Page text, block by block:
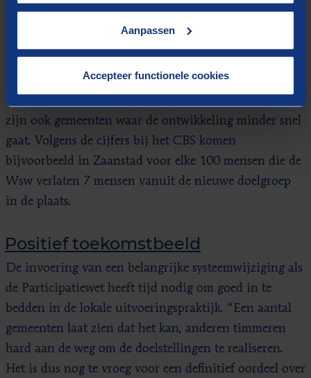
Aanpassen
Accepteer functionele cookies
In Den Haag en Helmond gaan voor alle 100 personen
die de Wsw verlaten 177 personen met een beperking
aan de slag. In Den Bosch gaat het om 166 mensen
vanuit de nieuwe doelgroep op 100 Wsw'ers. Maar er
zijn ook gemeenten waar de ontwikkeling minder snel
gaat. Volgens de cijfers bij het CBS komen
bijvoorbeeld in Zaanstad voor elke 100 mensen die de
Wsw verlaten 7 mensen vanuit de nieuwe doelgroep
in de plaats.
Positief toekomstbeeld
De invoering van een belangrijke systeemwijziging als
de Participatiewet heeft tijd nodig om goed in te
bedden in de lokale uitvoeringspraktijk. “Een aantal
gemeenten laat zien dat het kan, anderen timmeren
hard aan de weg om de doelstellingen te realiseren.
Het is dus nog te vroeg voor een definitief oordeel over